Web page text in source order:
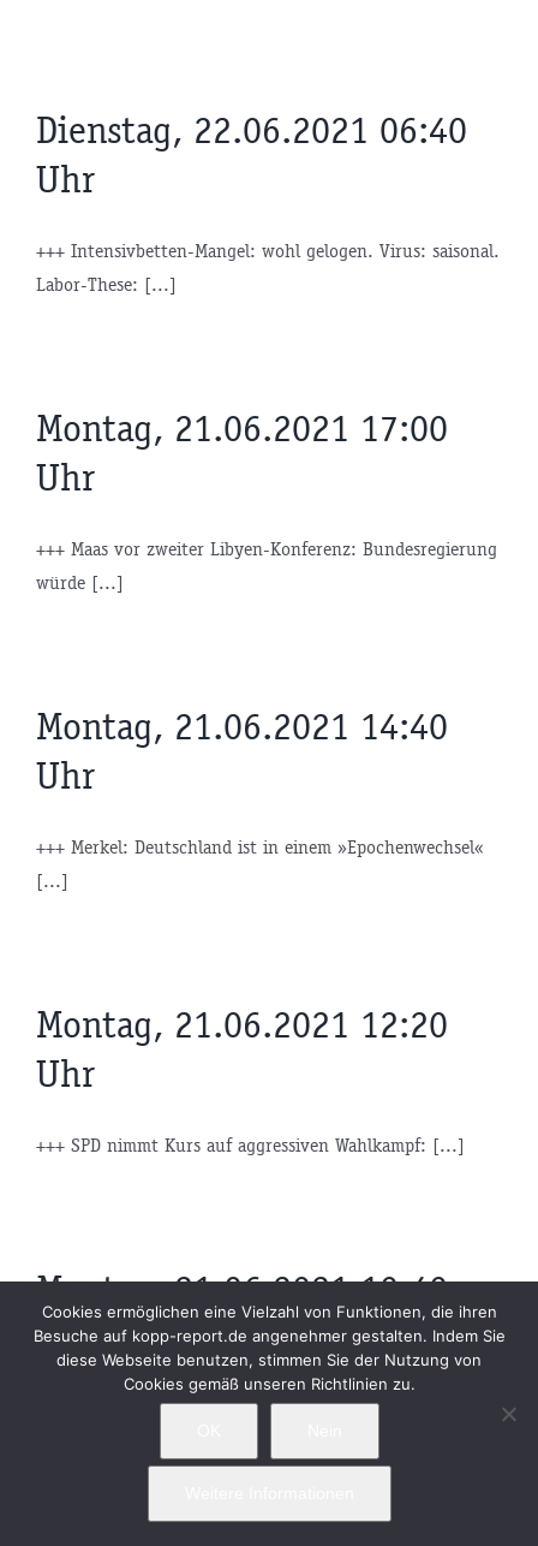
Dienstag, 22.06.2021 06:40
Uhr
+++ Intensivbetten-Mangel: wohl gelogen. Virus: saisonal.
Labor-These: [...]
Montag, 21.06.2021 17:00
Uhr
+++ Maas vor zweiter Libyen-Konferenz: Bundesregierung
würde [...]
Montag, 21.06.2021 14:40
Uhr
+++ Merkel: Deutschland ist in einem »Epochenwechsel«
[...]
Montag, 21.06.2021 12:20
Uhr
+++ SPD nimmt Kurs auf aggressiven Wahlkampf: [...]
Montag, 21.06.2021 10:40
Uhr
+++ Muslimischer Antisemitismus: Was bringt das Verbot
Cookies ermöglichen eine Vielzahl von Funktionen, die ihren
Besuche auf kopp-report.de angenehmer gestalten. Indem Sie
diese Webseite benutzen, stimmen Sie der Nutzung von
Cookies gemäß unseren Richtlinien zu.